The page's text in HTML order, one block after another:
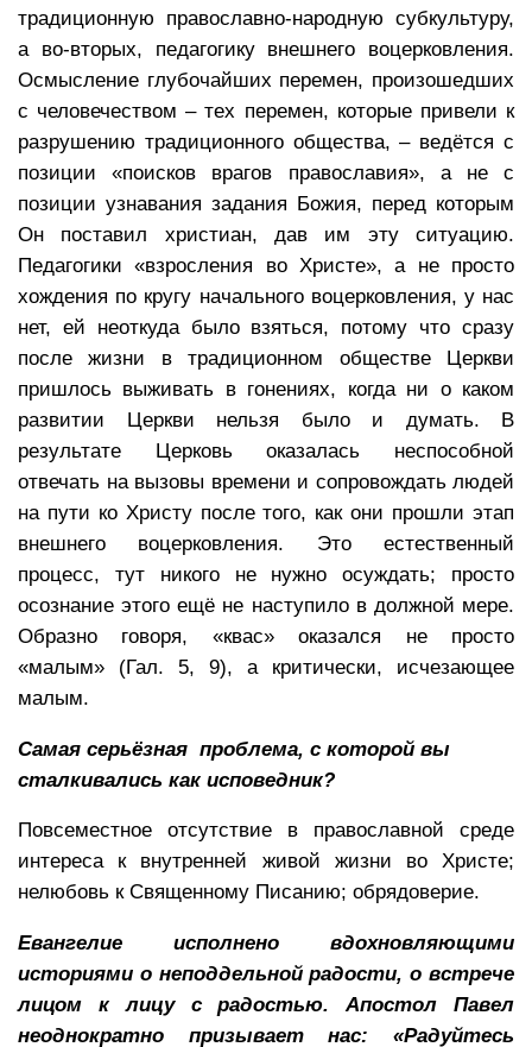
традиционную православно-народную субкультуру,
а во-вторых, педагогику внешнего воцерковления.
Осмысление глубочайших перемен, произошедших
с человечеством – тех перемен, которые привели к
разрушению традиционного общества, – ведётся с
позиции «поисков врагов православия», а не с
позиции узнавания задания Божия, перед которым
Он поставил христиан, дав им эту ситуацию.
Педагогики «взросления во Христе», а не просто
хождения по кругу начального воцерковления, у нас
нет, ей неоткуда было взяться, потому что сразу
после жизни в традиционном обществе Церкви
пришлось выживать в гонениях, когда ни о каком
развитии Церкви нельзя было и думать. В
результате Церковь оказалась неспособной
отвечать на вызовы времени и сопровождать людей
на пути ко Христу после того, как они прошли этап
внешнего воцерковления. Это естественный
процесс, тут никого не нужно осуждать; просто
осознание этого ещё не наступило в должной мере.
Образно говоря, «квас» оказался не просто
«малым» (Гал. 5, 9), а критически, исчезающее
малым.
Самая серьёзная проблема, с которой вы
сталкивались как исповедник?
Повсеместное отсутствие в православной среде
интереса к внутренней живой жизни во Христе;
нелюбовь к Священному Писанию; обрядоверие.
Евангелие исполнено вдохновляющими
историями о неподдельной радости, о встрече
лицом к лицу с радостью. Апостол Павел
неоднократно призывает нас: «Радуйтесь